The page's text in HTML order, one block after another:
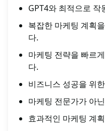
GPT4와 최적으로 작
복잡한 마케팅 계획
다.
마케팅 전략을 빠르
다.
비즈니스 성공을 위
마케팅 전문가가 아
효과적인 마케팅 계